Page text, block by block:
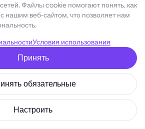
Physical Infrastructure
криптотренд, который может
цифровую экономику уже в 2026 году.
интернет-инфраструктуру
и ИИ до VPN и хранилищ данных —
Вместо зависимости от
и Amazon, ресурсы будут
интернету, где данные,
Файлы cookie помогают понять, как
нашим веб-сайтом, что позволяет нам
Условия использования
Принять
обязательные
Настроить